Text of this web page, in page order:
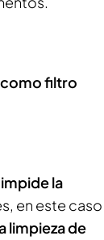
como filtro
la
en este caso
limpieza de